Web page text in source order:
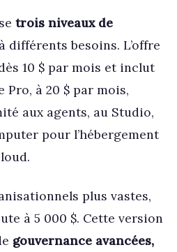
trois niveaux de
différents besoins. L’offre
10 $ par mois et inclut
Pro, à 20 $ par mois,
aux agents, au Studio,
pour l’hébergement
plus vastes,
à 5 000 $. Cette version
gouvernance avancées,